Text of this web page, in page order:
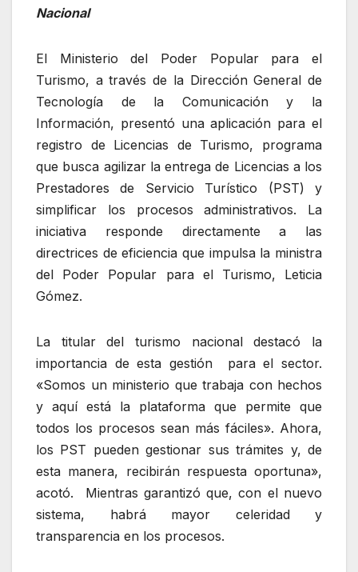
Nacional
El Ministerio del Poder Popular para el
Turismo, a través de la Dirección General de
Tecnología de la Comunicación y la
Información, presentó una aplicación para el
registro de Licencias de Turismo, programa
que busca agilizar la entrega de Licencias a los
Prestadores de Servicio Turístico (PST) y
simplificar los procesos administrativos. La
iniciativa responde directamente a las
directrices de eficiencia que impulsa la ministra
del Poder Popular para el Turismo, Leticia
Gómez.
La titular del turismo nacional destacó la
importancia de esta gestión para el sector.
«Somos un ministerio que trabaja con hechos
y aquí está la plataforma que permite que
todos los procesos sean más fáciles». Ahora,
los PST pueden gestionar sus trámites y, de
esta manera, recibirán respuesta oportuna»,
acotó. Mientras garantizó que, con el nuevo
sistema, habrá mayor celeridad y
transparencia en los procesos.